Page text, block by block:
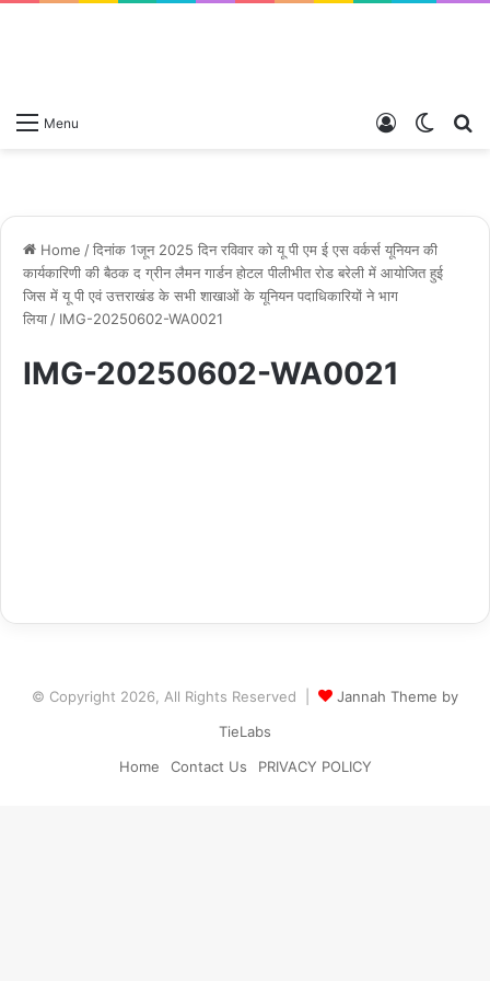
Menu
Switch
Log
Home /दिनांक 1जून 2025 दिन रविवार को यू पी एम ई एस वर्कर्स यूनियन की
कार्यकारिणी की बैठक द ग्रीन लैमन गार्डन होटल पीलीभीत रोड बरेली में आयोजित हुई
जिस में यू पी एवं उत्तराखंड के सभी शाखाओं के यूनियन पदाधिकारियों ने भाग
लिया/ IMG-20250602-WA0021
IMG-20250602-WA0021
© Copyright 2026, All Rights Reserved |
Jannah Theme by
TieLabs
Home
Contact Us PRIVACY POLICY